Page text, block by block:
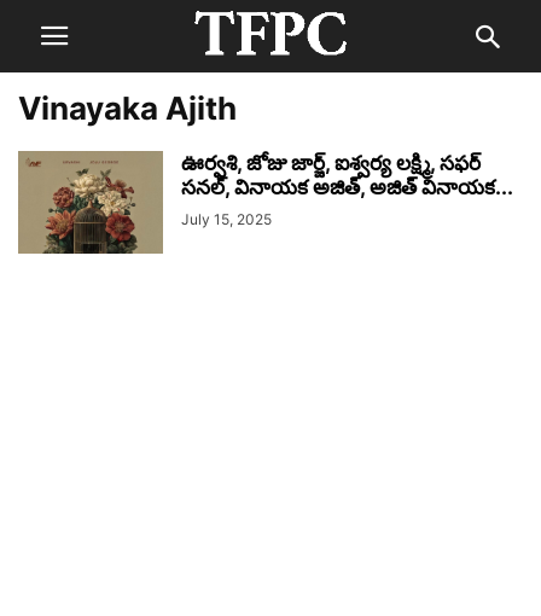
Vinayaka Ajith
ఊర్వశి, జోజు జార్జ్, ఐశ్వర్య లక్ష్మి, సఫర్
సనల్, వినాయక అజిత్, అజిత్ వినాయక...
July 15, 2025